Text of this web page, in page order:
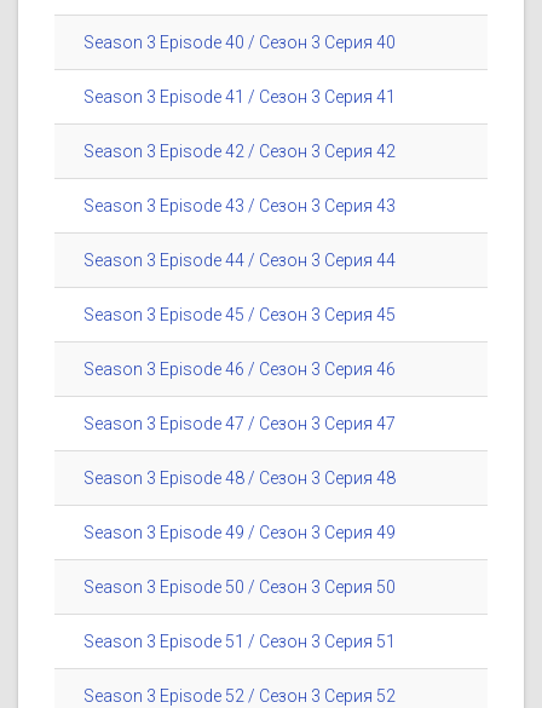
Season 3 Episode 40 / Сезон 3 Серия 40
Season 3 Episode 41 / Сезон 3 Серия 41
Season 3 Episode 42 / Сезон 3 Серия 42
Season 3 Episode 43 / Сезон 3 Серия 43
Season 3 Episode 44 / Сезон 3 Серия 44
Season 3 Episode 45 / Сезон 3 Серия 45
Season 3 Episode 46 / Сезон 3 Серия 46
Season 3 Episode 47 / Сезон 3 Серия 47
Season 3 Episode 48 / Сезон 3 Серия 48
Season 3 Episode 49 / Сезон 3 Серия 49
Season 3 Episode 50 / Сезон 3 Серия 50
Season 3 Episode 51 / Сезон 3 Серия 51
Season 3 Episode 52 / Сезон 3 Серия 52